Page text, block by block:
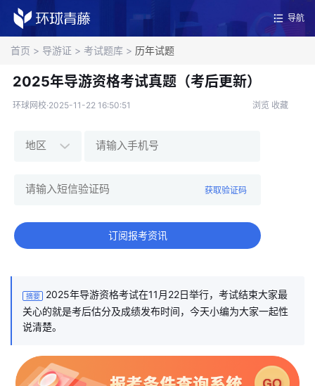
导航
首页 > 导游证 > 考试题库 > 历年试题
2025年导游资格考试真题（考后更新）
环球网校·2025-11-22 16:50:51 浏览 收藏
获取验证码
订阅报考资讯
摘要
2025年导游资格考试在11月22日举行，考试结束大家最
关心的就是考后估分及成绩发布时间，今天小编为大家一起性
说清楚。